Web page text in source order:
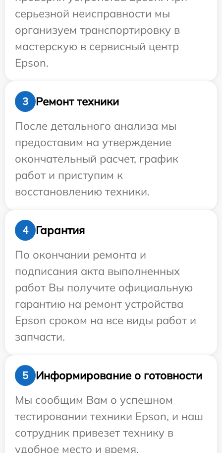
серьезной неисправности мы
организуем транспортировку в
мастерскую в сервисный центр
Epson.
3
Ремонт техники
После детального анализа мы
предоставим на утверждение
окончательный расчет, график
работ и приступим к
восстановлению техники.
4
Гарантия
По окончании ремонта и
подписания акта выполненных
работ Вы получите официальную
гарантию на ремонт устройства
Epson сроком на все виды работ и
запчасти.
5
Информирование о готовности
Мы сообщим Вам о успешном
тестировании техники Epson, и наш
сотрудник привезет технику в
удобное место и время.